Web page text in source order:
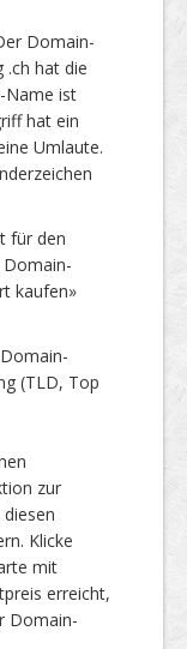
Domain-
.ch hat die
Name ist
hat ein
Umlaute.
für den
Domain-
kaufen»
(TLD, Top
zur
Klicke
mit
erreicht,
Domain-